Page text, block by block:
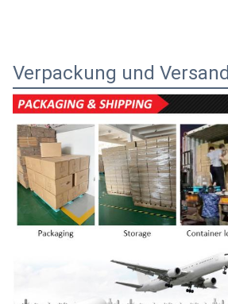
Verpackung und Versand